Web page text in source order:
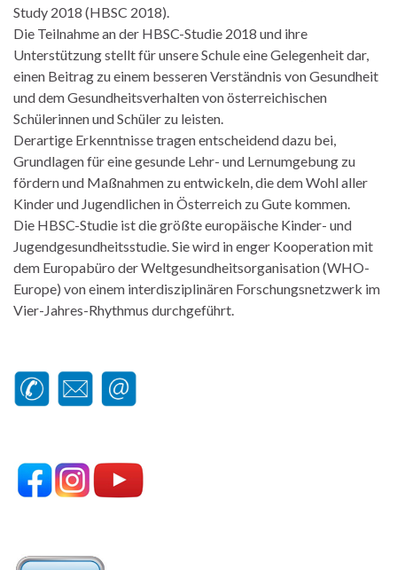
Study 2018 (HBSC 2018).
Die Teilnahme an der HBSC-Studie 2018 und ihre
Unterstützung stellt für unsere Schule eine Gelegenheit dar,
einen Beitrag zu einem besseren Verständnis von Gesundheit
und dem Gesundheitsverhalten von österreichischen
Schülerinnen und Schüler zu leisten.
Derartige Erkenntnisse tragen entscheidend dazu bei,
Grundlagen für eine gesunde Lehr- und Lernumgebung zu
fördern und Maßnahmen zu entwickeln, die dem Wohl aller
Kinder und Jugendlichen in Österreich zu Gute kommen.
Die HBSC-Studie ist die größte europäische Kinder- und
Jugendgesundheitsstudie. Sie wird in enger Kooperation mit
dem Europabüro der Weltgesundheitsorganisation (WHO-
Europe) von einem interdisziplinären Forschungsnetzwerk im
Vier-Jahres-Rhythmus durchgeführt.